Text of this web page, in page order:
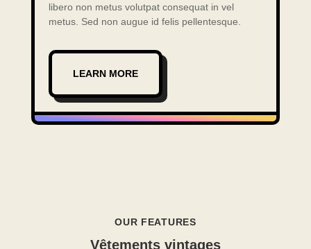
libero non metus volutpat consequat in vel
metus. Sed non augue id felis pellentesque.
LEARN MORE
OUR FEATURES
Vêtements vintages